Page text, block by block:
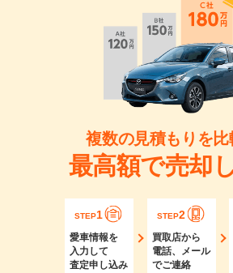
複数の見積もりを比
最高額で売却
STEP1
愛車情報を
入力して
査定申し込み
STEP2
買取店から
電話、メール
でご連絡